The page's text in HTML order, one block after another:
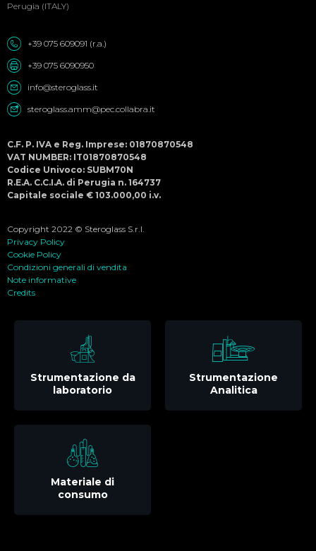
Perugia (ITALY)
+39 075 609091 (r.a.)
+39 075 6090950
info@steroglass.it
steroglass.amm@pec.collabra.it
C.F. P. IVA e Reg. Imprese: 01870870548
VAT NUMBER: IT01870870548
Codice Univoco: SUBM70N
R.E.A. C.C.I.A. di Perugia n. 164737
Capitale sociale € 103.000,00 i.v.
Copyright 2022 © Steroglass S.r.l.
Privacy Policy
Cookie Policy
Condizioni generali di vendita
Note informative
Credits
Strumentazione da
laboratorio
Strumentazione
Analitica
Materiale di
consumo